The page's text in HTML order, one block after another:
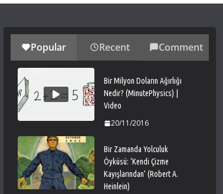
Popular Recent Comment
Bir Milyon Doların Ağırlığı
Nedir? (MinutePhysics) |
Video
20/11/2016
Bir Zamanda Yolculuk
Öyküsü: ‘Kendi Çizme
Kayışlarından’ (Robert A.
Heinlein)